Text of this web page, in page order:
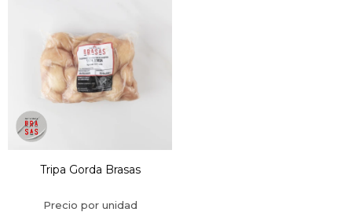
Tripa Gorda Brasas